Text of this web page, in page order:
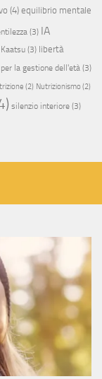
(4) equilibrio mentale
(3) IA
Kaatsu (3) libertà
la gestione dell'età (3)
(2) Nutrizionismo (2)
silenzio interiore (3)